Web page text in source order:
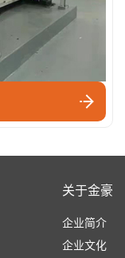
关于金豪
企业简介
企业文化